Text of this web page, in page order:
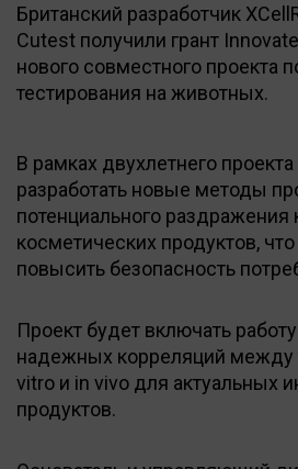
Британский разработчик
Cutest получили грант
нового совместного проекта
тестирования на животных.
В рамках двухлетнего
разработать новые методы
потенциального раздражения
косметических продуктов,
повысить безопасность
Проект будет включать
надежных корреляций между
vitro и in vivo для актуальных
продуктов.